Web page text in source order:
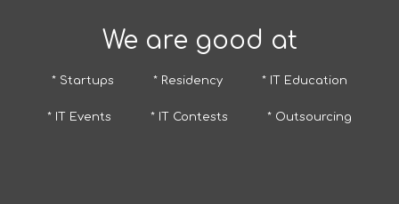
We are good at
* Startups * Residency * IT Education
* IT Events * IT Contests * Outsourcing